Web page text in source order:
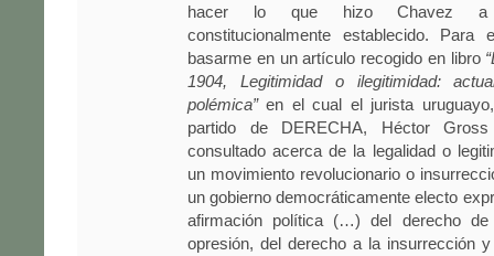
hacer lo que hizo Chavez a
constitucionalmente establecido. Para
basarme en un artículo recogido en libro
1904, Legitimidad o ilegitimidad:
polémica”en el cual el jurista
partido de DERECHA, Héctor
consultado acerca de la legalidad o
un movimiento revolucionario o
un gobierno democráticamente electo
afirmación política (…) del derecho
opresión, del derecho a la insurrección